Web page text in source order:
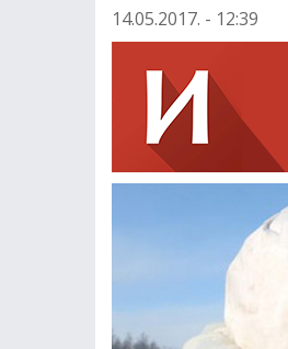
14.05.2017. - 12:39